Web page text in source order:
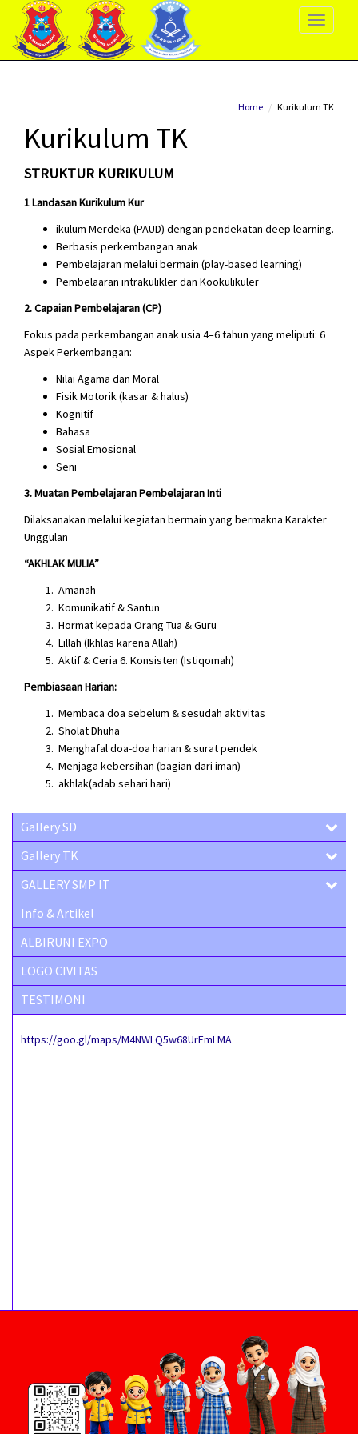
Toggle
Home Kurikulum TK
Kurikulum TK
STRUKTUR KURIKULUM
1 Landasan Kurikulum Kur
ikulum Merdeka (PAUD) dengan pendekatan deep learning.
Berbasis perkembangan anak
Pembelajaran melalui bermain (play-based learning)
Pembelaaran intrakulikler dan Kookulikuler
2. Capaian Pembelajaran (CP)
Fokus pada perkembangan anak usia 4–6 tahun yang meliputi: 6
Aspek Perkembangan:
Nilai Agama dan Moral
Fisik Motorik (kasar & halus)
Kognitif
Bahasa
Sosial Emosional
Seni
3. Muatan Pembelajaran Pembelajaran Inti
Dilaksanakan melalui kegiatan bermain yang bermakna Karakter
Unggulan
“AKHLAK MULIA”
Amanah
Komunikatif & Santun
Hormat kepada Orang Tua & Guru
Lillah (Ikhlas karena Allah)
Aktif & Ceria 6. Konsisten (Istiqomah)
Pembiasaan Harian:
Membaca doa sebelum & sesudah aktivitas
Sholat Dhuha
Menghafal doa-doa harian & surat pendek
Menjaga kebersihan (bagian dari iman)
akhlak(adab sehari hari)
Gallery SD
Gallery TK
GALLERY SMP IT
Info & Artikel
ALBIRUNI EXPO
LOGO CIVITAS
TESTIMONI
https://goo.gl/maps/M4NWLQ5w68UrEmLMA